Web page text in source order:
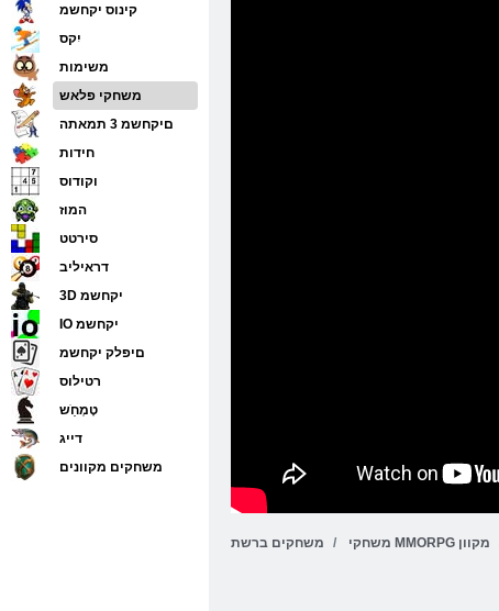
משחקים ברשת משחקי MMORPG מקוון
קינוס יקחשמ
יִקס
משימות
משחקי פלאש
םיקחשמ 3 תמאתה
חידות
וקודוס
המוז
סירטט
דראיליב
3D יקחשמ
IO יקחשמ
םיפלק יקחשמ
רטילוס
טָמְחַׁש
דייג
משחקים מקוונים